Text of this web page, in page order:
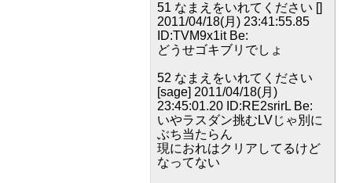
51 なまえをいれてください []
2011/04/18(月) 23:41:55.85
ID:TVM9x1it Be:
どうせゴキブリでしょ
52 なまえをいれてください
[sage] 2011/04/18(月)
23:45:01.20 ID:RE2srirL Be:
いやラスダン挑むLVじゃ別に
ぶち当たらん
現におれはクリアしてるけど
なってない